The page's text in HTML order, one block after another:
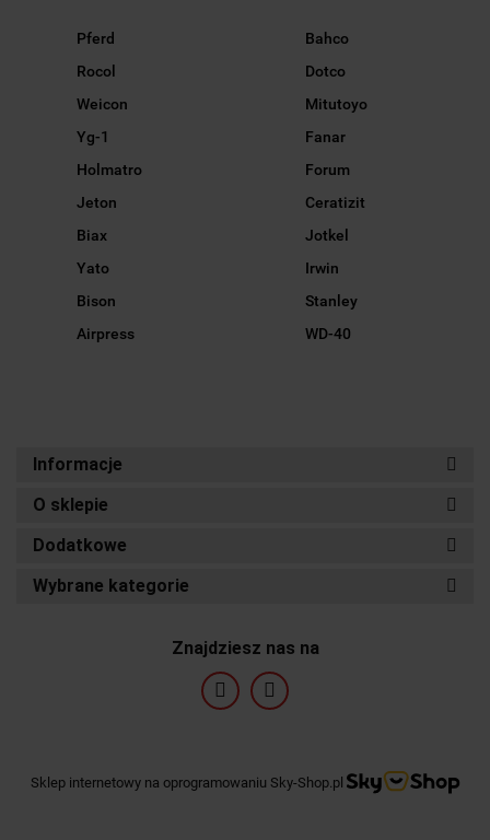
Pferd
Rocol
Weicon
Yg-1
Holmatro
Jeton
Biax
Yato
Bison
Airpress
Bahco
Dotco
Mitutoyo
Fanar
Forum
Ceratizit
Jotkel
Irwin
Stanley
WD-40
Informacje
O sklepie
Dodatkowe
Wybrane kategorie
Znajdziesz nas na
Sklep internetowy na oprogramowaniu Sky-Shop.pl